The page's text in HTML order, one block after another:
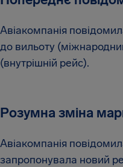
Авіакомпанія
до вильоту
(внутрішній рейс).
Розумна зміна
Авіакомпанія
запропонувала новий